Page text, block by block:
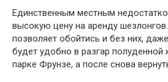
Единственным местным
высокую цену на аренду
позволяет обойтись и без них,
будет удобно в разгар полуденной
парке Фрунзе, а после снова